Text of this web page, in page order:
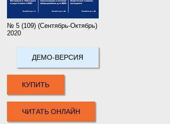
№ 5 (109) (Сентябрь-Октябрь)
2020
ДЕМО-ВЕРСИЯ
КУПИТЬ
ЧИТАТЬ ОНЛАЙН